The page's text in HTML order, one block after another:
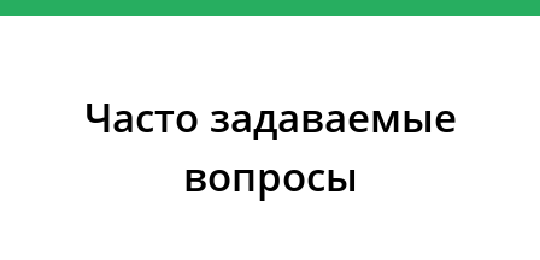
Часто задаваемые
вопросы